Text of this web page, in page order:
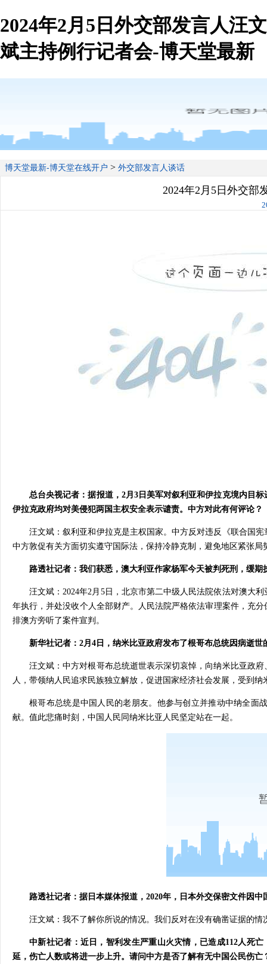
2024年2月5日外交部发言人汪文
斌主持例行记者会-博天堂最新
博天堂最新-博天堂在线开户 > 外交部发言人谈话
2024年2月5日外交部
总台央视记者：据报道，2月3日美军对叙利亚和伊拉克境内目
伊拉克政府均对美侵犯两国主权安全表示谴责。中方对此有何评论？
汪文斌：叙利亚和伊拉克是主权国家。中方反对违反《联合国
中方敦促有关方面切实遵守国际法，保持冷静克制，避免地区紧张局
路透社记者：我们获悉，澳大利亚作家杨军今天被判死刑，缓
汪文斌：2024年2月5日，北京市第二中级人民法院依法对澳大
年执行，并处没收个人全部财产。人民法院严格依法审理案件，充
排澳方旁听了案件宣判。
新华社记者：2月4日，纳米比亚政府发布了根哥布总统因病逝
汪文斌：中方对根哥布总统逝世表示深切哀悼，向纳米比亚政
人，带领纳人民追求民族独立解放，促进国家经济社会发展，受到纳
根哥布总统是中国人民的老朋友。他参与创立并推动中纳全面
献。值此悲痛时刻，中国人民同纳米比亚人民坚定站在一起。
路透社记者：据日本媒体报道，2020年，日本外交保密文件因
汪文斌：我不了解你所说的情况。我们反对在没有确凿证据的情
中新社记者：近日，智利发生严重山火灾情，已造成112人死
延，伤亡人数或将进一步上升。请问中方是否了解有无中国公民伤亡